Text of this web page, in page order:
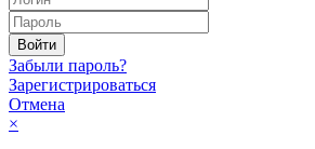
Забыли пароль?
Зарегистрироваться
Отмена
×